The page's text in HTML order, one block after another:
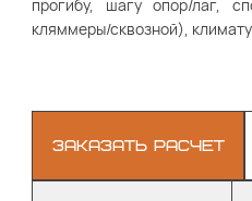
прогибу, шагу опор/лаг,
кляммеры/сквозной),
ЗАКАЗАТЬ РАСЧЕТ